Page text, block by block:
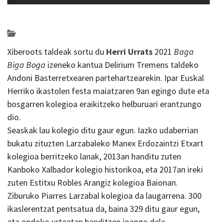
Xiberoots taldeak sortu du Herri Urrats 2021 Baga
Biga Boga izeneko kantua Delirium Tremens taldeko
Andoni Basterretxearen partehartzearekin. Ipar Euskal
Herriko ikastolen festa maiatzaren 9an egingo dute eta
bosgarren kolegioa eraikitzeko helburuari erantzungo
dio.
Seaskak lau kolegio ditu gaur egun. Iazko udaberrian
bukatu zituzten Larzabaleko Manex Erdozaintzi Etxart
kolegioa berritzeko lanak, 2013an handitu zuten
Kanboko Xalbador kolegio historikoa, eta 2017an ireki
zuten Estitxu Robles Arangiz kolegioa Baionan.
Ziburuko Piarres Larzabal kolegioa da laugarrena. 300
ikaslerentzat pentsatua da, baina 329 ditu gaur egun,